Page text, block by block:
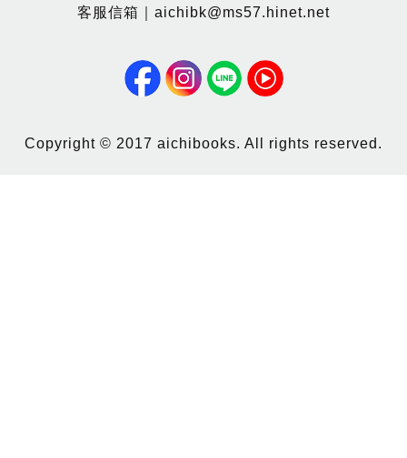
客服信箱｜aichibk@ms57.hinet.net
Copyright © 2017 aichibooks. All rights reserved.